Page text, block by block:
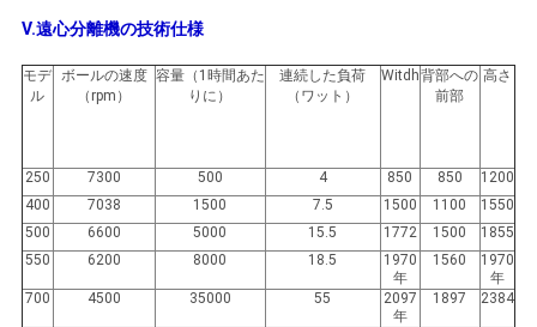
V.遠心分離機の技術仕様
モデ
ル
ボールの速度
（rpm）
容量（1時間あた
りに）
連続した負荷
（ワット）
Witdh背部への
前部
高さ
250 7300 500 4 850 850
1200
400
7038 1500 7.5 1500 1100
1550
500
6600 5000 15.5 1772 1500
1855
550
6200 8000 18.5
1970
年
1560
1970
年
700
4500 35000 55
2097
年
1897 2384